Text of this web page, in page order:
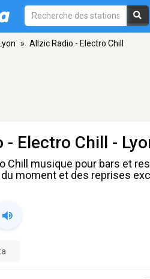
Lyon » Allzic Radio - Electro Chill
- Electro Chill -
Chill musique pour bars et
moment et des reprises